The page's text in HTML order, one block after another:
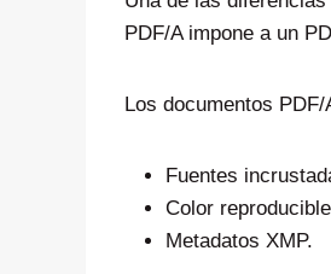
PDF/A impone a un
Los documentos
Fuentes
Color
Metadatos XMP.